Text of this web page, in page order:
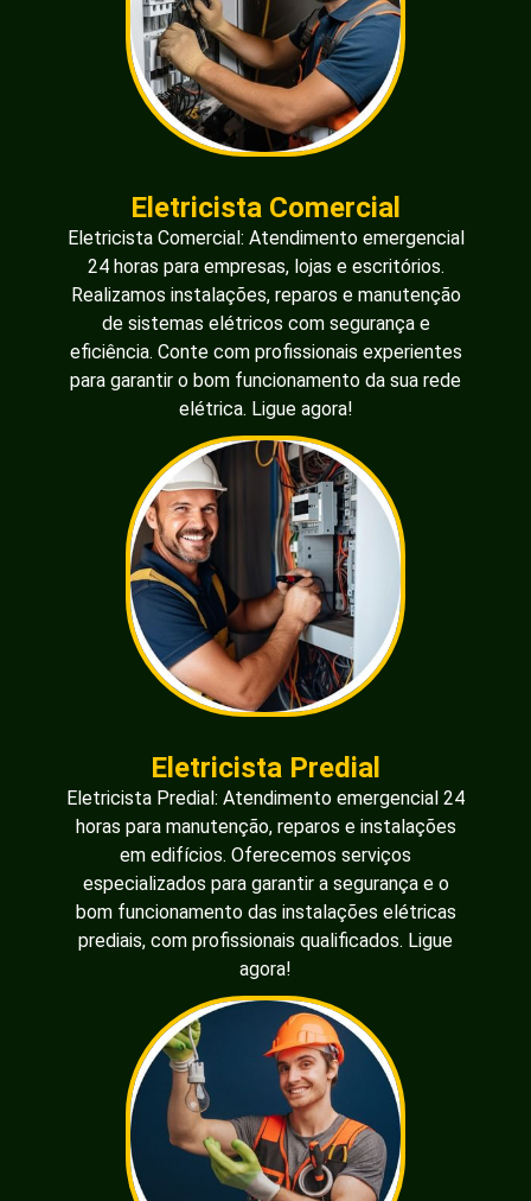
Eletricista Comercial
Eletricista Comercial: Atendimento emergencial
24 horas para empresas, lojas e escritórios.
Realizamos instalações, reparos e manutenção
de sistemas elétricos com segurança e
eficiência. Conte com profissionais experientes
para garantir o bom funcionamento da sua rede
elétrica. Ligue agora!
Eletricista Predial
Eletricista Predial: Atendimento emergencial 24
horas para manutenção, reparos e instalações
em edifícios. Oferecemos serviços
especializados para garantir a segurança e o
bom funcionamento das instalações elétricas
prediais, com profissionais qualificados. Ligue
agora!